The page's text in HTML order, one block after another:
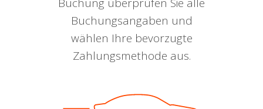
Buchungsangaben und
wählen Ihre bevorzugte
Zahlungsmethode aus.